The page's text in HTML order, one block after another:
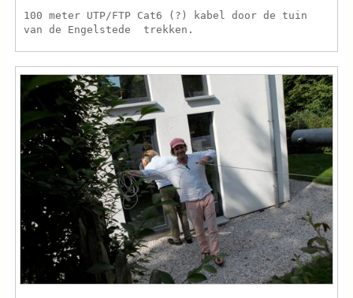
100 meter UTP/FTP Cat6 (?) kabel door de tuin
van de Engelstede trekken.